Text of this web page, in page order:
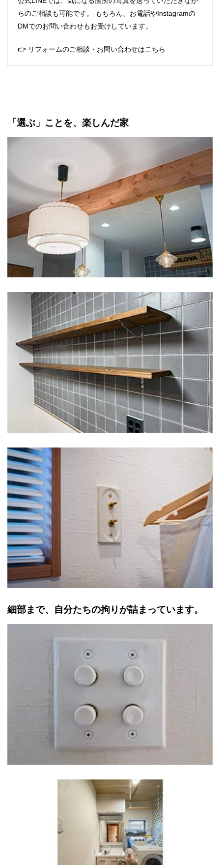
らのご相談も可能です。 もちろん、お電話やInstagramの
DMでのお問い合わせもお受けしています。
👉 リフォームのご相談・お問い合わせはこちら
「選ぶ」ことを、楽しんだ家
細部まで、自分たちの拘りが詰まっています。